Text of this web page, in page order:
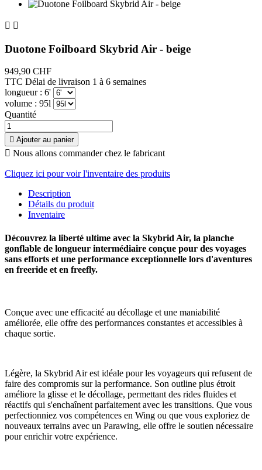
 
Duotone Foilboard Skybrid Air - beige
949,90 CHF
TTC Délai de livraison 1 à 6 semaines
longueur : 6'
volume : 95l
Quantité
 Ajouter au panier
 Nous allons commander chez le fabricant
Cliquez ici pour voir l'inventaire des produits
Description
Détails du produit
Inventaire
Découvrez la liberté ultime avec la Skybrid Air, la planche
gonflable de longueur intermédiaire conçue pour des voyages
sans efforts et une performance exceptionnelle lors d'aventures
en freeride et en freefly.
Conçue avec une efficacité au décollage et une maniabilité
améliorée, elle offre des performances constantes et accessibles à
chaque sortie.
Légère, la Skybrid Air est idéale pour les voyageurs qui refusent de
faire des compromis sur la performance. Son outline plus étroit
améliore la glisse et le décollage, permettant des rides fluides et
réactifs qui s'enchaînent parfaitement avec les transitions. Que vous
perfectionniez vos compétences en Wing ou que vous exploriez de
nouveaux terrains avec un Parawing, elle offre le soutien nécessaire
pour enrichir votre expérience.